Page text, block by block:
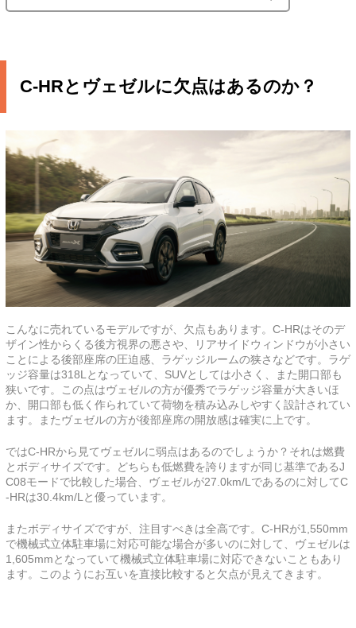
C-HRとヴェゼルに欠点はあるのか？
こんなに売れているモデルですが、欠点もあります。C-HRはそのデ
ザイン性からくる後方視界の悪さや、リアサイドウィンドウが小さい
ことによる後部座席の圧迫感、ラゲッジルームの狭さなどです。ラゲ
ッジ容量は318Lとなっていて、SUVとしては小さく、また開口部も
狭いです。この点はヴェゼルの方が優秀でラゲッジ容量が大きいほ
か、開口部も低く作られていて荷物を積み込みしやすく設計されてい
ます。またヴェゼルの方が後部座席の開放感は確実に上です。
ではC-HRから見てヴェゼルに弱点はあるのでしょうか？それは燃費
とボディサイズです。どちらも低燃費を誇りますが同じ基準であるJ
C08モードで比較した場合、ヴェゼルが27.0km/Lであるのに対してC
-HRは30.4km/Lと優っています。
またボディサイズですが、注目すべきは全高です。C-HRが1,550mm
で機械式立体駐車場に対応可能な場合が多いのに対して、ヴェゼルは
1,605mmとなっていて機械式立体駐車場に対応できないこともあり
ます。このようにお互いを直接比較すると欠点が見えてきます。